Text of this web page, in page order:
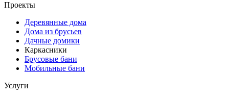
Проекты
Деревянные дома
Дома из брусьев
Дачные домики
Каркасники
Брусовые бани
Мобильные бани
Услуги